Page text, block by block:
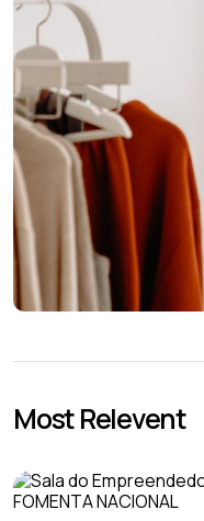
Most Relevent